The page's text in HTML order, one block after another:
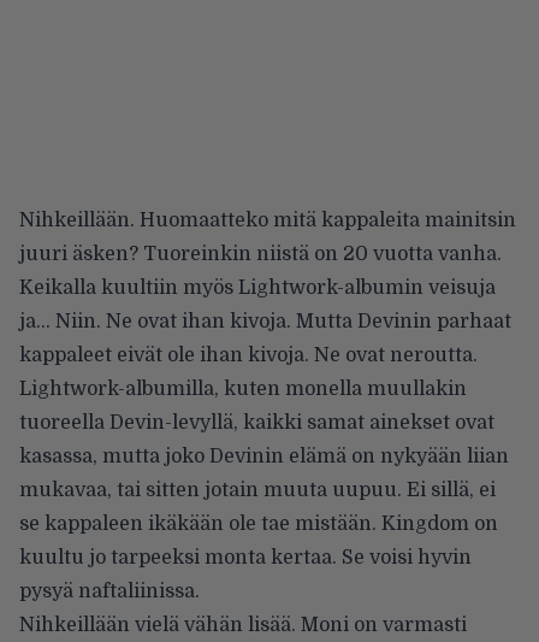
Nihkeillään. Huomaatteko mitä kappaleita mainitsin
juuri äsken? Tuoreinkin niistä on 20 vuotta vanha.
Keikalla kuultiin myös Lightwork-albumin veisuja
ja… Niin. Ne ovat ihan kivoja. Mutta Devinin parhaat
kappaleet eivät ole ihan kivoja. Ne ovat neroutta.
Lightwork-albumilla, kuten monella muullakin
tuoreella Devin-levyllä, kaikki samat ainekset ovat
kasassa, mutta joko Devinin elämä on nykyään liian
mukavaa, tai sitten jotain muuta uupuu. Ei sillä, ei
se kappaleen ikäkään ole tae mistään. Kingdom on
kuultu jo tarpeeksi monta kertaa. Se voisi hyvin
pysyä naftaliinissa.
Nihkeillään vielä vähän lisää. Moni on varmasti